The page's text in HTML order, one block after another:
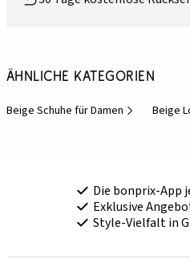
Ähnliche Kategorien
Beige Schuhe für Damen Beige
Die bonprix-App
Exklusive
Style-Vielfalt in